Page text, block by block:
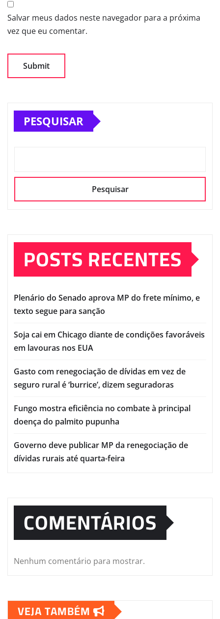
Salvar meus dados neste navegador para a próxima
vez que eu comentar.
PESQUISAR
Pesquisar
POSTS RECENTES
Plenário do Senado aprova MP do frete mínimo, e
texto segue para sanção
Soja cai em Chicago diante de condições favoráveis
em lavouras nos EUA
Gasto com renegociação de dívidas em vez de
seguro rural é ‘burrice’, dizem seguradoras
Fungo mostra eficiência no combate à principal
doença do palmito pupunha
Governo deve publicar MP da renegociação de
dívidas rurais até quarta-feira
COMENTÁRIOS
Nenhum comentário para mostrar.
VEJA TAMBÉM